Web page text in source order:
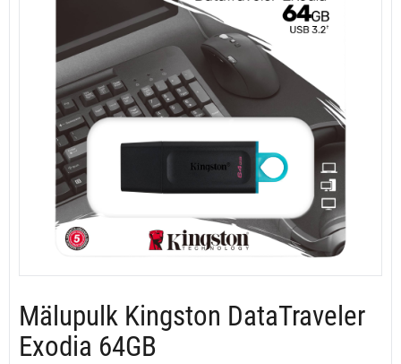
Mälupulk Kingston DataTraveler
Exodia 64GB